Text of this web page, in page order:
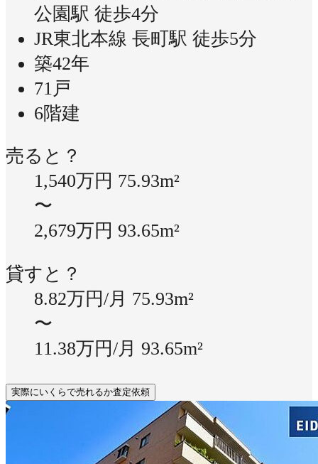
公園駅 徒歩4分
JR東北本線 長町駅 徒歩5分
築42年
71戸
6階建
売ると？
1,540万円 75.93m²
〜
2,679万円 93.65m²
貸すと？
8.82万円/月 75.93m²
〜
11.38万円/月 93.65m²
実際にいくらで売れるか査定依頼